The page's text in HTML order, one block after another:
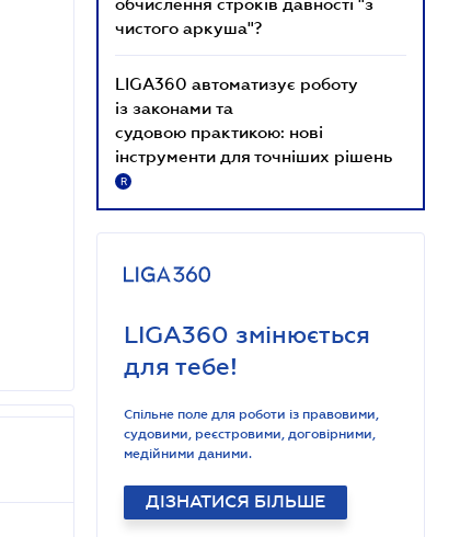
чистого аркуша"?
LIGA360 автоматизує роботу
із законами та
судовою практикою: нові
інструменти для точніших рішень
R
LIGA360 змінюється
для тебе!
Спільне поле для роботи із правовими,
судовими, реєстровими, договірними,
медійними даними.
ДІЗНАТИСЯ БІЛЬШЕ